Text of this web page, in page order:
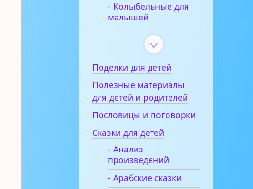
- Колыбельные для
малышей
Поделки для детей
Полезные материалы
для детей и родителей
Пословицы и поговорки
Сказки для детей
- Анализ
произведений
- Арабские сказки